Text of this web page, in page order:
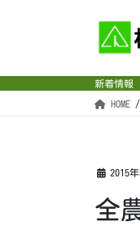
新着情報
HOME
2015
全